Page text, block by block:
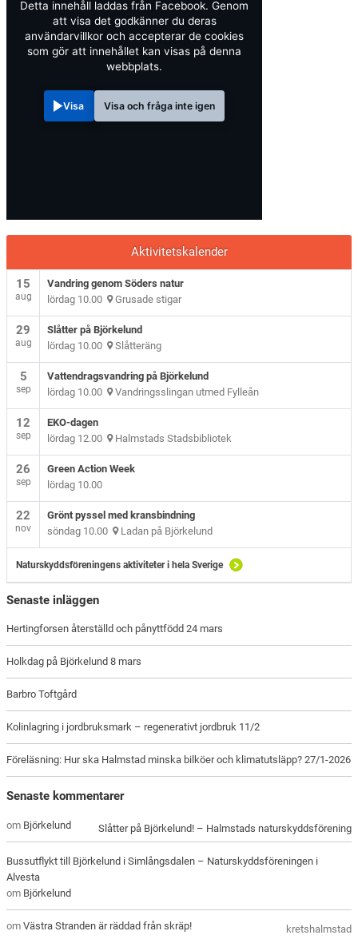
Detta innehåll laddas från Facebook. Genom
att visa det godkänner du deras
användarvillkor och accepterar de cookies
som gör att innehållet kan visas på denna
webbplats.
Visa Visa och fråga inte igen
Aktivitetskalender
15
aug
Vandring genom Söders natur
lördag 10.00 Grusade stigar
29
aug
Slåtter på Björkelund
lördag 10.00 Slåtteräng
5
sep
Vattendragsvandring på Björkelund
lördag 10.00 Vandringsslingan utmed Fylleån
12
sep
EKO-dagen
lördag 12.00 Halmstads Stadsbibliotek
26
sep
Green Action Week
lördag 10.00
22
nov
Grönt pyssel med kransbindning
söndag 10.00 Ladan på Björkelund
Naturskyddsföreningens aktiviteter i hela Sverige
Senaste inläggen
Hertingforsen återställd och pånyttfödd 24 mars
Holkdag på Björkelund 8 mars
Barbro Toftgård
Kolinlagring i jordbruksmark – regenerativt jordbruk 11/2
Föreläsning: Hur ska Halmstad minska bilköer och klimatutsläpp? 27/1-2026
Senaste kommentarer
Slåtter på Björkelund! – Halmstads naturskyddsförening
om Björkelund
Bussutflykt till Björkelund i Simlångsdalen – Naturskyddsföreningen i
Alvesta
om Björkelund
kretshalmstad
omVästra Stranden är räddad från skräp!